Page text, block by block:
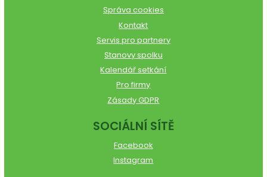
Správa cookies
Kontakt
Servis pro partnery
Stanovy spolku
Kalendář setkání
Pro firmy
Zásady GDPR
SOCIÁLNÍ SÍTĚ
Facebook
Instagram